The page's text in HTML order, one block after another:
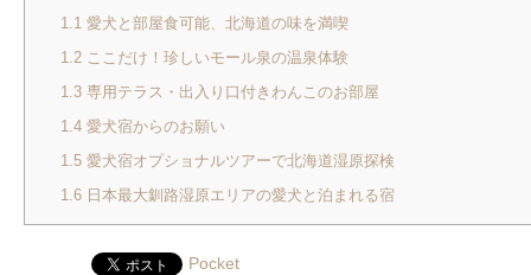
1.1愛犬と部屋食可能、北海道の味を満喫
1.2ここだけ！珍しいモール泉の温泉体験
1.3専用テラス・出入り口付きわんこのお部屋
1.4愛犬宿からのお願い
1.5愛犬宿オプショナルツアーで北海道湿原探検
1.6日本最大釧路湿原エリアの愛犬と泊まれる宿
Pocket